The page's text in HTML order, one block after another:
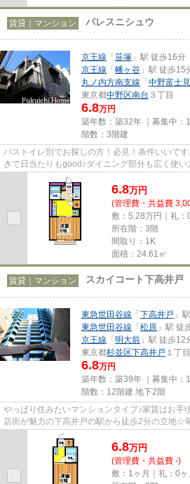
賃貸｜マンション パレスニシュウ
京王線 「笹塚 」駅 徒歩16分
京王線 「幡ヶ谷 」駅 徒歩15
丸ノ内方南支線 「中野富士
東京都中野区南台 ３丁目
6.8万円
築年数：築32年 ｜募集中：
階数：3階建
バストイレ別でお探しの方！必見！条件いいで
きで日当たりもgood♪ダイニング部分も広く使
用を抑えて素敵なお部屋に住...
6.8万円
(管理費・共益費
敷：5.28万円｜礼：
所在階：3階
間取り：1K
面積：24.61㎡
賃貸｜マンション スカイコート下高井戸
東急世田谷線 「下高井戸 」
東急世田谷線 「松原 」駅 徒
京王線 「明大前 」駅 徒歩12
東京都杉並区下高井戸 １丁目
6.8万円
築年数：築39年 ｜募集中：
階数：12階建 地下2階
やっぱり住みたいマンションタイプ♪家賃はお
店街が魅力の下高井戸の駅から徒歩2分の立地☆
う♪また、多路線使える立地なの...
6.8万円
(管理費・共益費 -)
敷：1ヶ月｜礼：0ヶ